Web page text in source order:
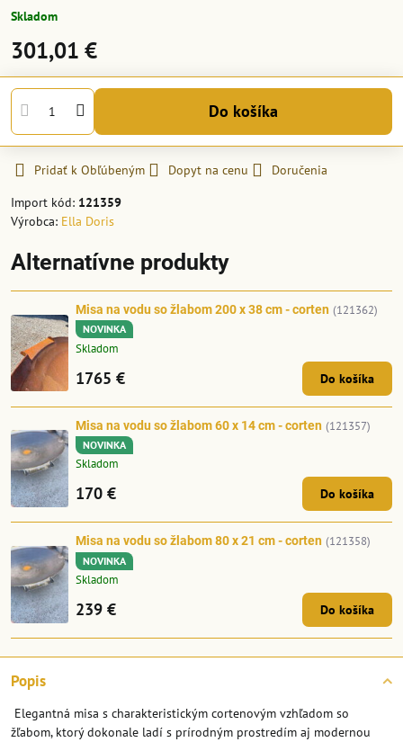
Skladom
301,01 €
Do košíka
Pridať k Obľúbeným Dopyt na cenu
Doručenia
Import kód: 121359
Výrobca: Ella Doris
Popis
Elegantná misa s charakteristickým cortenovým vzhľadom so
žľabom, ktorý dokonale ladí s prírodným prostredím aj modernou
Alternatívne produkty
Misa na vodu so žlabom 200 x 38 cm - corten (121362)
NOVINKA
Skladom
1765 € Do košíka
Misa na vodu so žlabom 60 x 14 cm - corten (121357)
NOVINKA
Skladom
170 € Do košíka
Misa na vodu so žlabom 80 x 21 cm - corten (121358)
NOVINKA
Skladom
239 € Do košíka